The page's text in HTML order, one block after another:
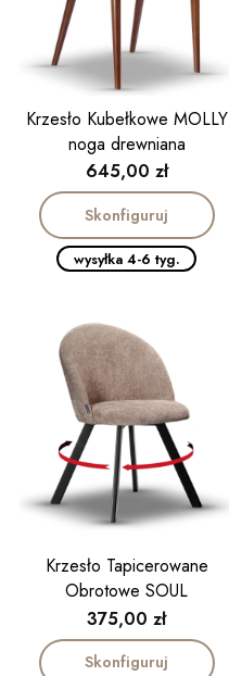
Krzesło Kubełkowe MOLLY
noga drewniana
Cena
645,00 zł
Skonfiguruj
wysyłka 4-6 tyg.
Krzesło Tapicerowane
Obrotowe SOUL
Cena
375,00 zł
Skonfiguruj